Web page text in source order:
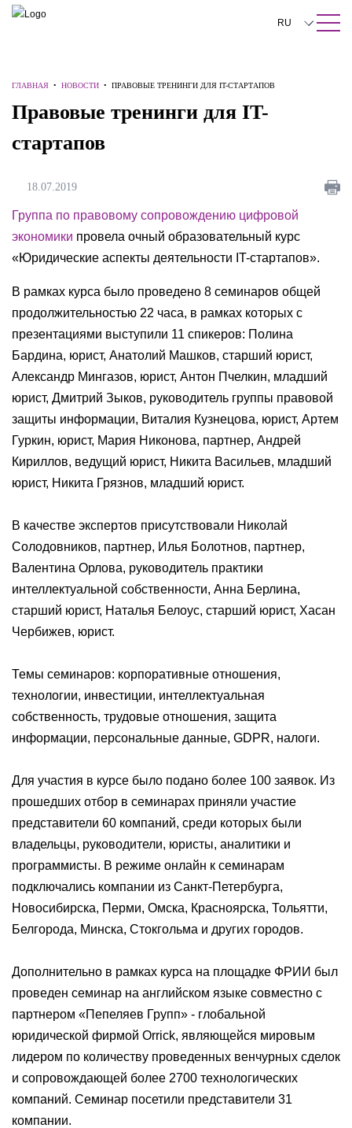
ПОИСК ПО САЙТУ Закрыть
RU
Italiano
Español
Français
ГЛАВНАЯ • НОВОСТИ • ПРАВОВЫЕ ТРЕНИНГИ ДЛЯ IT-СТАРТАПОВ
Правовые тренинги для IT-
стартапов
18.07.2019
Группа по правовому сопровождению цифровой
экономики провела очный образовательный курс
«Юридические аспекты деятельности IT-стартапов».
В рамках курса было проведено 8 семинаров общей
продолжительностью 22 часа, в рамках которых с
презентациями выступили 11 спикеров: Полина
Бардина, юрист, Анатолий Машков, старший юрист,
Александр Мингазов, юрист, Антон Пчелкин, младший
юрист, Дмитрий Зыков, руководитель группы правовой
защиты информации, Виталия Кузнецова, юрист, Артем
Гуркин, юрист, Мария Никонова, партнер, Андрей
Кириллов, ведущий юрист, Никита Васильев, младший
юрист, Никита Грязнов, младший юрист.
В качестве экспертов присутствовали Николай
Солодовников, партнер, Илья Болотнов, партнер,
Валентина Орлова, руководитель практики
интеллектуальной собственности, Анна Берлина,
старший юрист, Наталья Белоус, старший юрист, Хасан
Чербижев, юрист.
Темы семинаров: корпоративные отношения,
технологии, инвестиции, интеллектуальная
собственность, трудовые отношения, защита
информации, персональные данные, GDPR, налоги.
Для участия в курсе было подано более 100 заявок. Из
прошедших отбор в семинарах приняли участие
представители 60 компаний, среди которых были
владельцы, руководители, юристы, аналитики и
программисты. В режиме онлайн к семинарам
подключались компании из Санкт-Петербурга,
Новосибирска, Перми, Омска, Красноярска, Тольятти,
Белгорода, Минска, Стокгольма и других городов.
Дополнительно в рамках курса на площадке ФРИИ был
проведен семинар на английском языке совместно с
партнером «Пепеляев Групп» - глобальной
юридической фирмой Orrick, являющейся мировым
лидером по количеству проведенных венчурных сделок
и сопровождающей более 2700 технологических
компаний. Семинар посетили представители 31
компании.